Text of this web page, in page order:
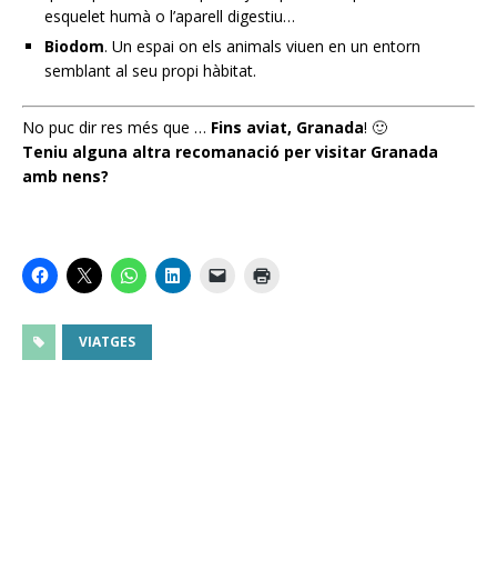
esquelet humà o l’aparell digestiu…
Biodom. Un espai on els animals viuen en un entorn
semblant al seu propi hàbitat.
No puc dir res més que … Fins aviat, Granada! 🙂
Teniu alguna altra recomanació per visitar Granada
amb nens?
VIATGES